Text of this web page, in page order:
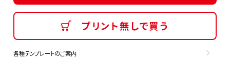
プリント無しで買う
各種テンプレートのご案内